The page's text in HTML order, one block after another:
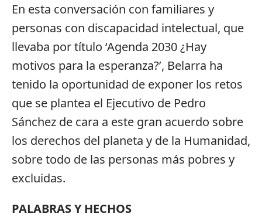
En esta conversación con familiares y
personas con discapacidad intelectual, que
llevaba por título ‘Agenda 2030 ¿Hay
motivos para la esperanza?’, Belarra ha
tenido la oportunidad de exponer los retos
que se plantea el Ejecutivo de Pedro
Sánchez de cara a este gran acuerdo sobre
los derechos del planeta y de la Humanidad,
sobre todo de las personas más pobres y
excluidas.
PALABRAS Y HECHOS